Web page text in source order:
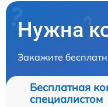
Нужна
Закажите
Бесплатная
специалистом